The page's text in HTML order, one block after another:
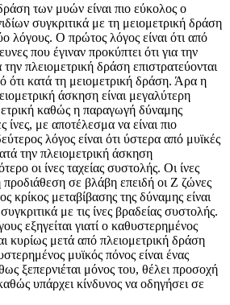
των μυών είναι πιο εύκολος ο
συγκριτικά με τη μειομετρική δράση
λόγους. Ο πρώτος λόγος είναι ότι από
που έγιναν προκύπτει ότι για την
πλειομετρική δράση επιστρατεύονται
ότι κατά τη μειομετρική δράση. Άρα η
άσκηση είναι μεγαλύτερη
καθώς η παραγωγή δύναμης
ίνες, με αποτέλεσμα να είναι πιο
λόγος είναι ότι ύστερα από μυϊκές
την πλειομετρική άσκηση
οι ίνες ταχείας συστολής. Οι ίνες
προδιάθεση σε βλάβη επειδή οι Ζ ζώνες
κρίκος μεταβίβασης της δύναμης είναι
με τις ίνες βραδείας συστολής.
εξηγείται γιατί ο καθυστερημένος
κυρίως μετά από πλειομετρική δράση
μυϊκός πόνος είναι ένας
ξεπερνιέται μόνος του, θέλει προσοχή
υπάρχει κίνδυνος να οδηγήσει σε